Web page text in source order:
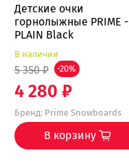
Детские очки
горнолыжные PRIME -
PLAIN Black
В наличии
5 350 ₽ -20%
4 280 ₽
Бренд:Prime Snowboards
В корзину